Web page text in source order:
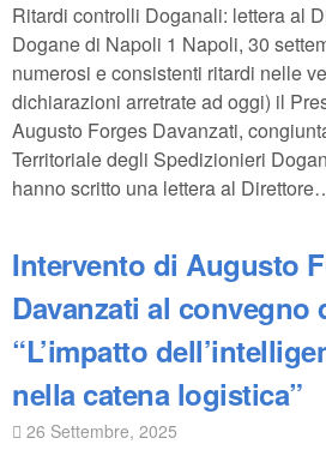
Ritardi controlli Doganali: lettera al
Dogane di Napoli 1 Napoli, 30
numerosi e consistenti ritardi nelle
dichiarazioni arretrate ad oggi) il
Augusto Forges Davanzati,
Territoriale degli Spedizionieri
hanno scritto una lettera al
Intervento di Augusto
Davanzati al convegno
“L’impatto
nella catena logistica”
26 Settembre, 2025